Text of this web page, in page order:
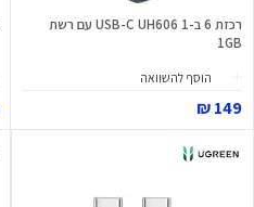
רכזת 6 ב-1 USB-C UH606 עם רשת
1GB
הוסף להשוואה
149 ₪